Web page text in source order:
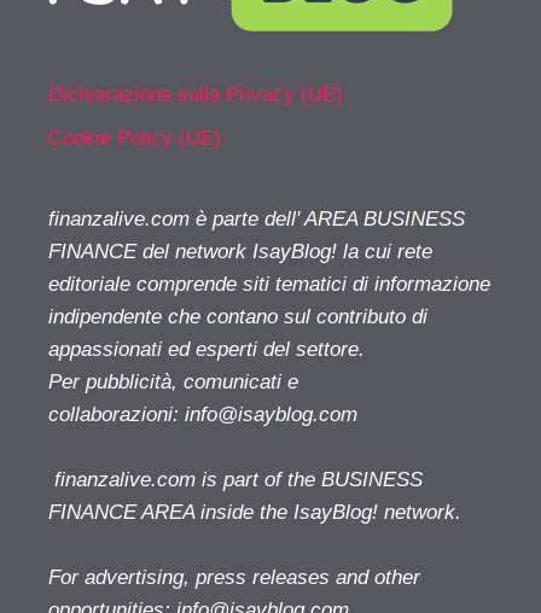
Dichiarazione sulla Privacy (UE)
Cookie Policy (UE)
finanzalive.com è parte dell' AREA BUSINESS
FINANCE del network IsayBlog! la cui rete
editoriale comprende siti tematici di informazione
indipendente che contano sul contributo di
appassionati ed esperti del settore.
Per pubblicità, comunicati e
collaborazioni: info@isayblog.com
finanzalive.com is part of the BUSINESS
FINANCE AREA inside the IsayBlog! network.
For advertising, press releases and other